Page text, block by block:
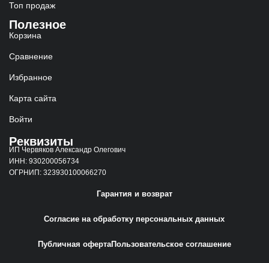
Топ продаж
Полезное
Корзина
Сравнение
Избранное
Карта сайта
Войти
Реквизиты
ИП Червяков Александр Олегович
ИНН: 930200056734
ОГРНИП: 323930100066270
Гарантия и возврат
Согласие на обработку персональных данных
Публичная офертаПользовательское соглашение